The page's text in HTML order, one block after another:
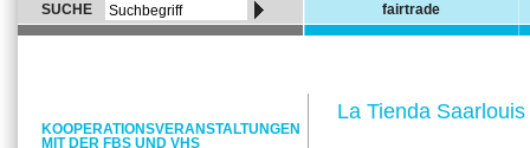
SUCHE fairtrade
La Tienda
KOOPERATIONSVERANSTALTUNGEN
MIT DER FBS UND VHS